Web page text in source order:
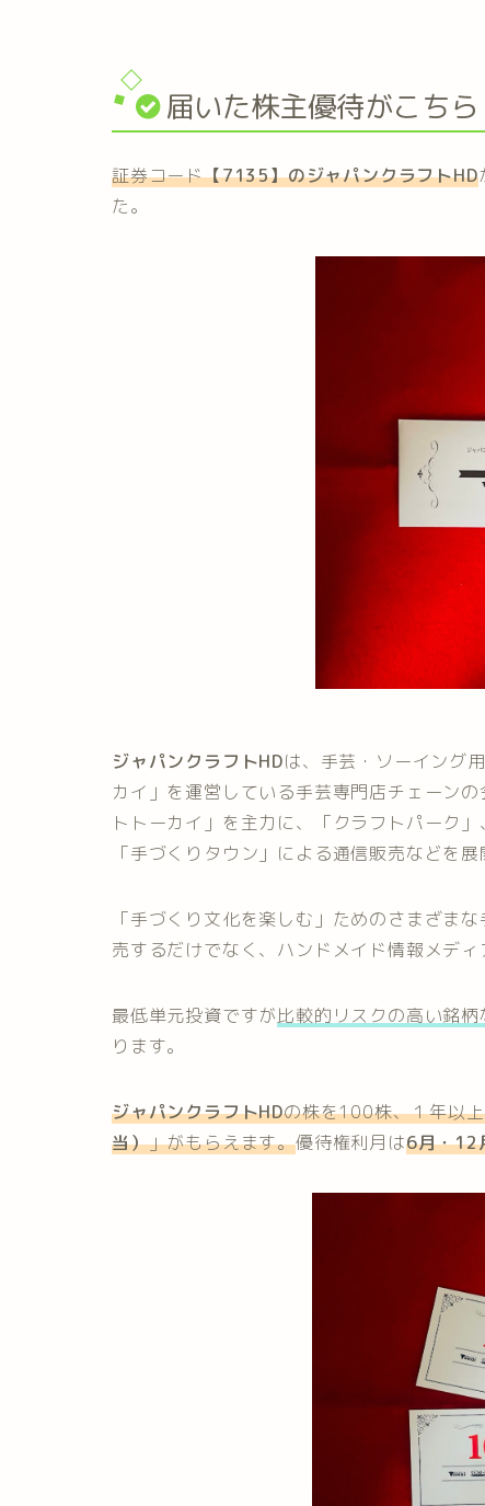
届いた株主優待がこちら
証券コード【7135】のジャパンクラフトHD
た。
ジャパンクラフトHDは、手芸・ソーイング
カイ」を運営している手芸専門店チェーン
トトーカイ」を主力に、「クラフトパーク
「手づくりタウン」による通信販売などを展
「手づくり文化を楽しむ」ためのさまざま
売するだけでなく、ハンドメイド情報メデ
最低単元投資ですが比較的リスクの高い銘
ります。
ジャパンクラフトHDの株を100株、１年以
当）」がもらえます。優待権利月は6月・12